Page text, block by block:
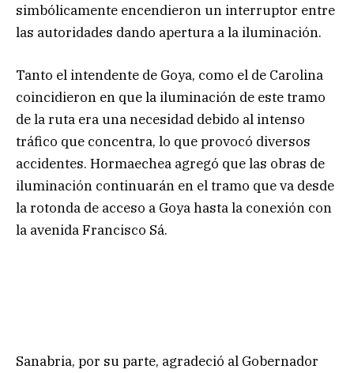
simbólicamente encendieron un interruptor entre
las autoridades dando apertura a la iluminación.
Tanto el intendente de Goya, como el de Carolina
coincidieron en que la iluminación de este tramo
de la ruta era una necesidad debido al intenso
tráfico que concentra, lo que provocó diversos
accidentes. Hormaechea agregó que las obras de
iluminación continuarán en el tramo que va desde
la rotonda de acceso a Goya hasta la conexión con
la avenida Francisco Sá.
Sanabria, por su parte, agradeció al Gobernador